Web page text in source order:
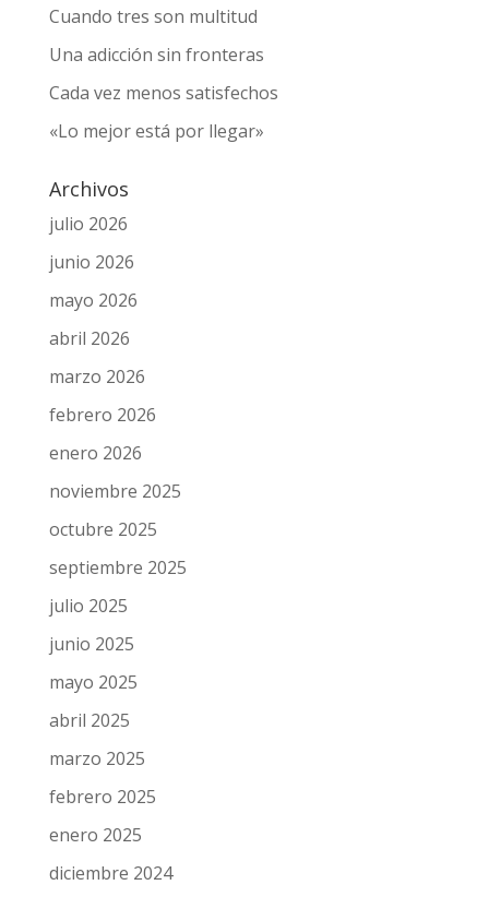
Cuando tres son multitud
Una adicción sin fronteras
Cada vez menos satisfechos
«Lo mejor está por llegar»
Archivos
julio 2026
junio 2026
mayo 2026
abril 2026
marzo 2026
febrero 2026
enero 2026
noviembre 2025
octubre 2025
septiembre 2025
julio 2025
junio 2025
mayo 2025
abril 2025
marzo 2025
febrero 2025
enero 2025
diciembre 2024